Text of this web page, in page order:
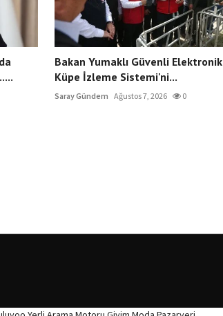
Bakan Yumaklı Güvenli Elektronik
Küpe İzleme Sistemi'ni...
Saray Gündem Ağustos 7, 2026 0